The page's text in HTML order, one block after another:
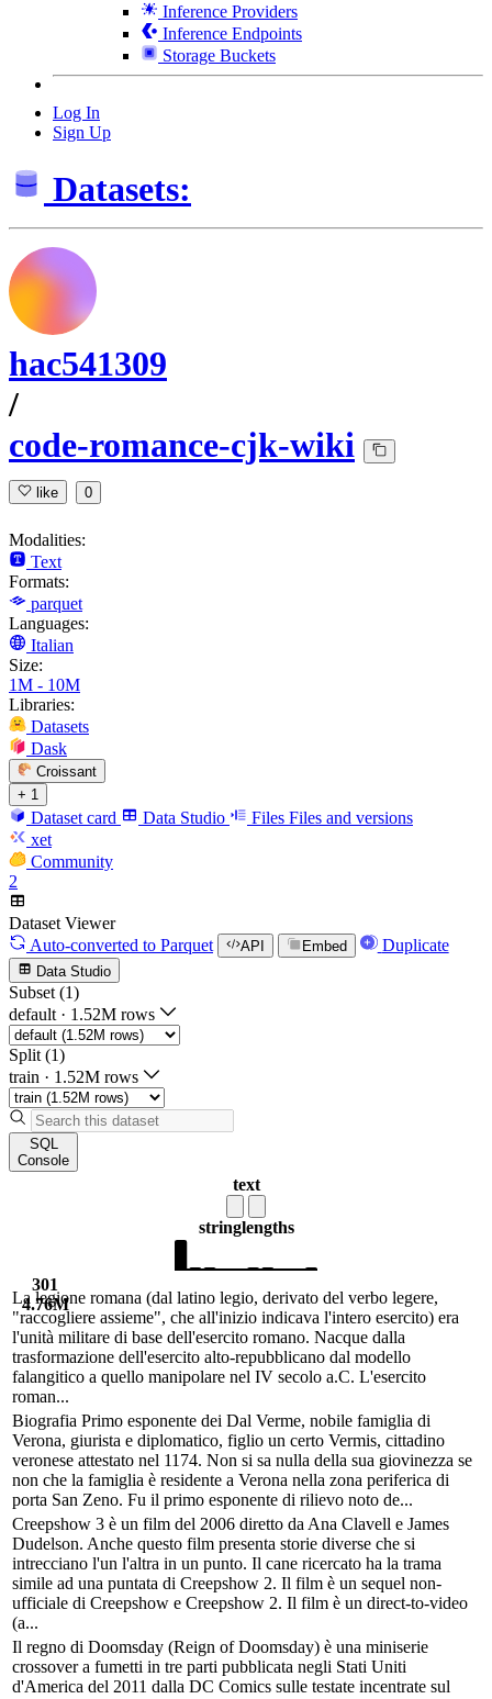
Inference Providers
Inference Endpoints
Storage Buckets
Log In
Sign Up
Datasets:
hac541309
/
code-romance-cjk-wiki
like 0
Modalities:
Text
Formats:
parquet
Languages:
Italian
Size:
1M - 10M
Libraries:
Datasets
Dask
Croissant
+ 1
Dataset card Data Studio Files Files and versions
xet
Community
2
Dataset Viewer
Auto-converted to Parquet API Embed Duplicate
Data Studio
Subset (1)
default · 1.52M rows
Split (1)
train · 1.52M rows
SQL
Console
text
stringlengths
301
4.76M
La legione romana (dal latino legio, derivato del verbo legere,
"raccogliere assieme", che all'inizio indicava l'intero esercito) era
l'unità militare di base dell'esercito romano. Nacque dalla
trasformazione dell'esercito alto-repubblicano dal modello
falangitico a quello manipolare nel IV secolo a.C. L'esercito
roman...
Biografia Primo esponente dei Dal Verme, nobile famiglia di
Verona, giurista e diplomatico, figlio un certo Vermis, cittadino
veronese attestato nel 1174. Non si sa nulla della sua giovinezza se
non che la famiglia è residente a Verona nella zona periferica di
porta San Zeno. Fu il primo esponente di rilievo noto de...
Creepshow 3 è un film del 2006 diretto da Ana Clavell e James
Dudelson. Anche questo film presenta storie diverse che si
intrecciano l'un l'altra in un punto. Il cane ricercato ha la trama
simile ad una puntata di Creepshow 2. Il film è un sequel non-
ufficiale di Creepshow e Creepshow 2. Il film è un direct-to-video
(a...
Il regno di Doomsday (Reign of Doomsday) è una miniserie
crossover a fumetti in tre parti pubblicata negli Stati Uniti
d'America del 2011 dalla DC Comics sulle testate incentrate sul